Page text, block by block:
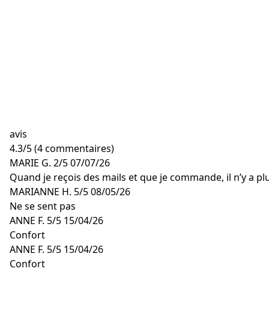
avis
4.3/5(4 commentaires)
MARIE G. 2/507/07/26
Quand je reçois des mails et que je commande, il n’y a
MARIANNE H. 5/508/05/26
Ne se sent pas
ANNE F. 5/5 15/04/26
Confort
ANNE F. 5/5 15/04/26
Confort